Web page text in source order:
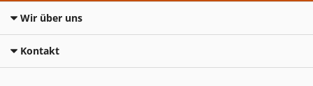
Wir über uns
Kontakt